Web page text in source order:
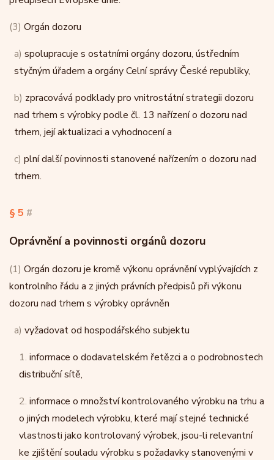
(3) Orgán dozoru
a) spolupracuje s ostatními orgány dozoru, ústředním
styčným úřadem a orgány Celní správy České republiky,
b) zpracovává podklady pro vnitrostátní strategii dozoru
nad trhem s výrobky podle čl. 13 nařízení o dozoru nad
trhem, její aktualizaci a vyhodnocení a
c) plní další povinnosti stanovené nařízením o dozoru nad
trhem.
§ 5 #
Oprávnění a povinnosti orgánů dozoru
(1) Orgán dozoru je kromě výkonu oprávnění vyplývajících z
kontrolního řádu a z jiných právních předpisů při výkonu
dozoru nad trhem s výrobky oprávněn
a) vyžadovat od hospodářského subjektu
1. informace o dodavatelském řetězci a o podrobnostech
distribuční sítě,
2. informace o množství kontrolovaného výrobku na trhu a
o jiných modelech výrobku, které mají stejné technické
vlastnosti jako kontrolovaný výrobek, jsou-li relevantní
ke zjištění souladu výrobku s požadavky stanovenými v